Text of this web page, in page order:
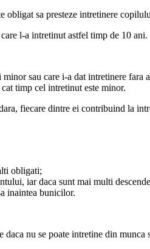
sa presteze intretinere
l-a intretinut astfel timp de 10 ani.
sau care i-a dat intretinere
timp cel intretinut este minor.
fiecare dintre ei contribuind la
obligati;
iar daca sunt mai multi
inaintea bunicilor.
nu se poate intretine din munca